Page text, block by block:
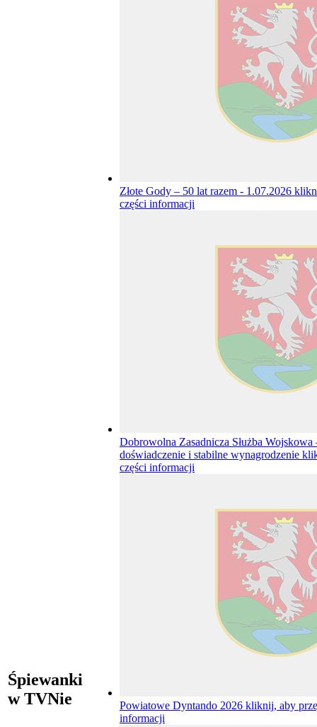
Śpiewanki
w TVNie
Złote Gody – 50 lat razem - 1.07.2026
części informacji
Dobrowolna Zasadnicza Służba Wojskowa
doświadczenie i stabilne wynagrodzenie
części informacji
Powiatowe Dyntando 2026 kliknij, aby
informacji